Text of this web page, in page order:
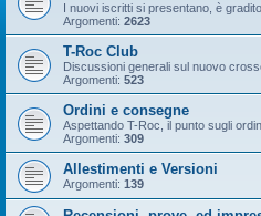
I nuovi iscritti si presentano, è
Argomenti: 2623
T-Roc Club
Discussioni generali sul nuovo
Argomenti: 523
Ordini e consegne
Aspettando T-Roc, il punto sugli
Argomenti: 309
Allestimenti e Versioni
Argomenti: 139